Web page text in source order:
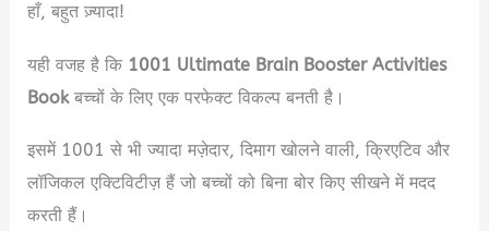
हाँ, बहुत ज़्यादा!
यही वजह है कि 1001 Ultimate Brain Booster Activities
Bookबच्चों के लिए एक परफेक्ट विकल्प बनती है।
इसमें 1001 से भी ज्यादा मज़ेदार, दिमाग खोलने वाली, क्रिएटिव और
लॉजिकल एक्टिविटीज़ हैं जो बच्चों को बिना बोर किए सीखने में मदद
करती हैं।